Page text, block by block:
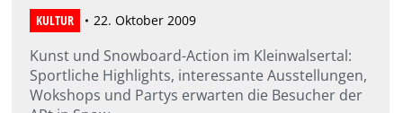
KULTUR 22. Oktober 2009
Kunst und Snowboard-Action im Kleinwalsertal:
Sportliche Highlights, interessante Ausstellungen,
Wokshops und Partys erwarten die Besucher der